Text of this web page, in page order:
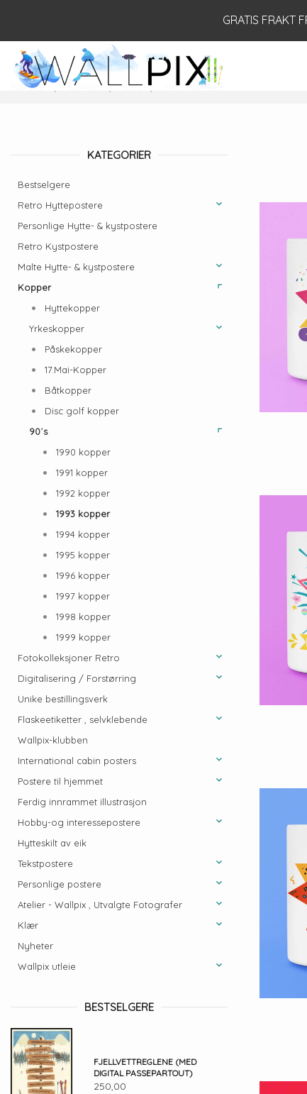
innholdet
GRATIS FRAKT
PRODUKTER
FORSIDE KOPPER 90´S 1993 KOPPER
KATEGORIER
Bestselgere
Retro Hyttepostere
Personlige Hytte- & kystpostere
Retro Kystpostere
Malte Hytte- & kystpostere
Kopper
Hyttekopper
Yrkeskopper
Påskekopper
17.Mai-Kopper
Båtkopper
Disc golf kopper
90´s
1990 kopper
1991 kopper
1992 kopper
1993 kopper
1994 kopper
1995 kopper
1996 kopper
1997 kopper
1998 kopper
1999 kopper
Fotokolleksjoner Retro
Digitalisering / Forstørring
Unike bestillingsverk
Flaskeetiketter , selvklebende
Wallpix-klubben
International cabin posters
Postere til hjemmet
Ferdig innrammet illustrasjon
Hobby-og interessepostere
Hytteskilt av eik
Tekstpostere
Personlige postere
Atelier - Wallpix , Utvalgte Fotografer
Klær
Nyheter
Wallpix utleie
BESTSELGERE
FJELLVETTREGLENE (MED
DIGITAL PASSEPARTOUT)
250,00